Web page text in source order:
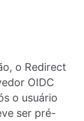
o Redirect
OIDC
o usuário
ser pré-